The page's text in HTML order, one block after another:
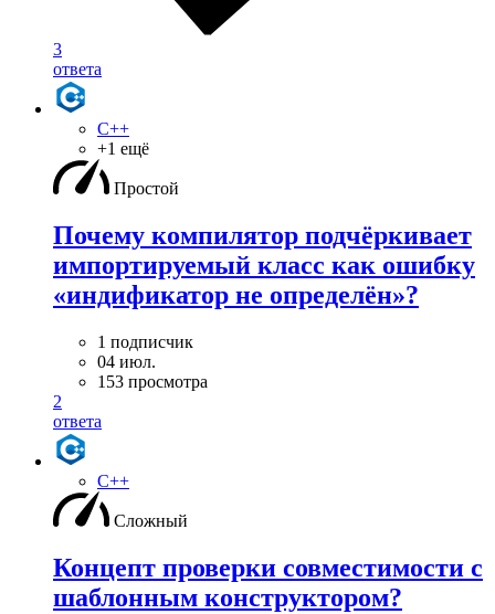
3
ответа
C++
+1 ещё
Простой
Почему компилятор подчёркивает
импортируемый класс как ошибку
«индификатор не определён»?
1 подписчик
04 июл.
153 просмотра
2
ответа
C++
Сложный
Концепт проверки совместимости с
шаблонным конструктором?